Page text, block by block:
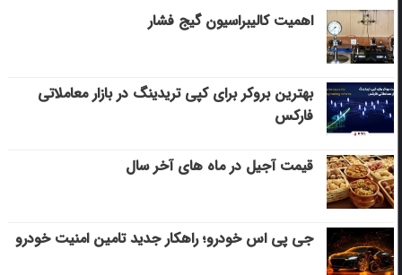
اهمیت کالیبراسیون گیج فشار
بهترین بروکر برای کپی‌ تریدینگ در بازار معاملاتی
فارکس
قیمت آجیل در ماه های آخر سال
جی پی اس خودرو؛ راهکار جدید تامین امنیت خودرو